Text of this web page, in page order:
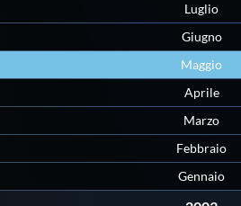
Contatti
Mappa del sito
Luglio
Giugno
Maggio
Aprile
Marzo
Febbraio
Gennaio